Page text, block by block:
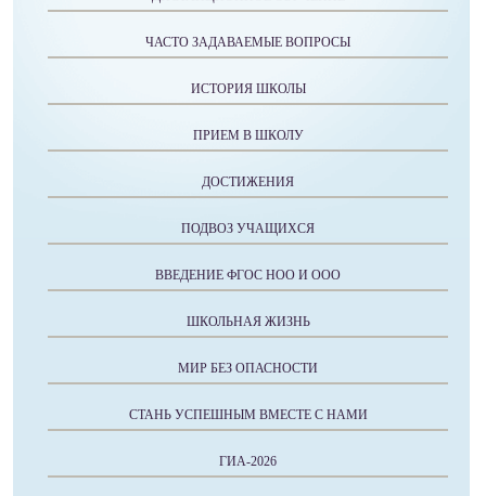
ЧАСТО ЗАДАВАЕМЫЕ ВОПРОСЫ
ИСТОРИЯ ШКОЛЫ
ПРИЕМ В ШКОЛУ
ДОСТИЖЕНИЯ
ПОДВОЗ УЧАЩИХСЯ
ВВЕДЕНИЕ ФГОС НОО И ООО
ШКОЛЬНАЯ ЖИЗНЬ
МИР БЕЗ ОПАСНОСТИ
СТАНЬ УСПЕШНЫМ ВМЕСТЕ С НАМИ
ГИА-2026